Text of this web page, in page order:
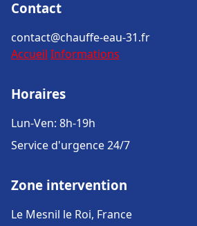
Contact
contact@chauffe-eau-31.fr
Accueil Informations
Horaires
Lun-Ven: 8h-19h
Service d'urgence 24/7
Zone intervention
Le Mesnil le Roi, France